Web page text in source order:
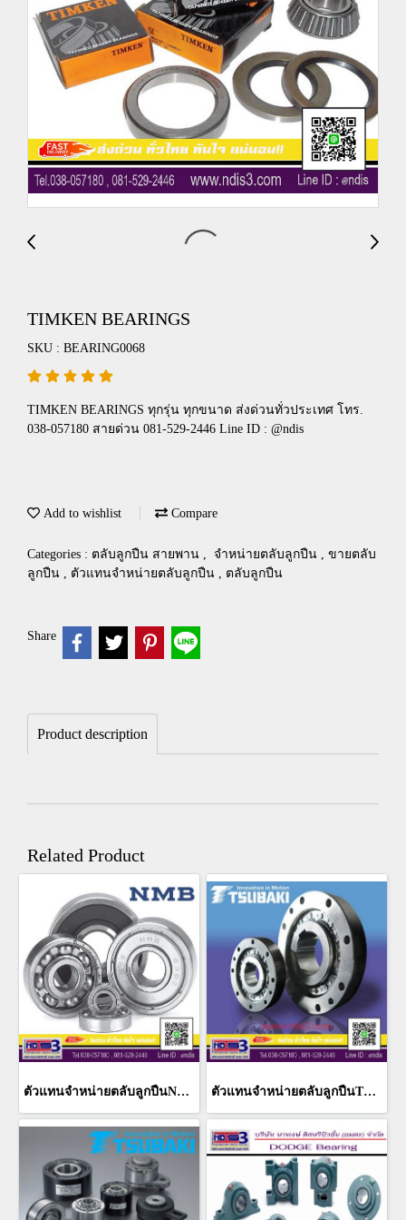
TIMKEN BEARINGS
SKU : BEARING0068
TIMKEN BEARINGS ทุกรุ่น ทุกขนาด ส่งด่วนทั่วประเทศ โทร.
038-057180 สายด่วน 081-529-2446 Line ID : @ndis
Add to wishlist Compare
Categories : ตลับลูกปืน สายพาน , จำหน่ายตลับลูกปืน , ขายตลับ
ลูกปืน , ตัวแทนจำหน่ายตลับลูกปืน , ตลับลูกปืน
Share
Product description
Related Product
ตัวแทนจำหน่ายตลับลูกปืนNMB ชลบุรี ตัวแทนจำหน่ายตลับลูกปืนTSUBAKI